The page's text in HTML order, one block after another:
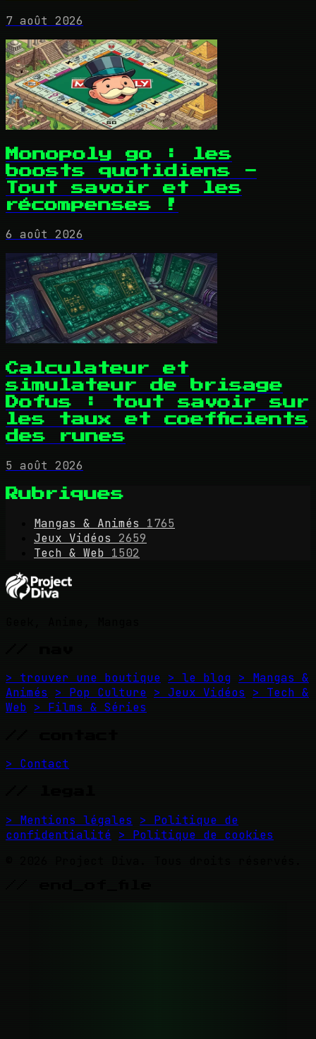
7 août 2026
Monopoly go : les
boosts quotidiens -
Tout savoir et les
récompenses !
6 août 2026
Calculateur et
simulateur de brisage
Dofus : tout savoir sur
les taux et coefficients
des runes
5 août 2026
Rubriques
Mangas & Animés
1765
Jeux Vidéos
2659
Tech & Web 1502
> trouver une boutique > le blog > Mangas &
Animés
> Pop Culture > Jeux Vidéos
> Tech &
Web > Films & Séries
> Contact
> Mentions légales
> Politique de
confidentialité > Politique de cookies